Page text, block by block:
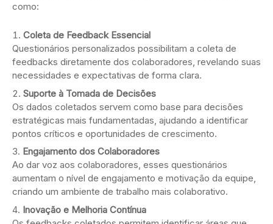
como:
Coleta de Feedback Essencial
Questionários personalizados possibilitam a coleta de
feedbacks diretamente dos colaboradores, revelando suas
necessidades e expectativas de forma clara.
Suporte à Tomada de Decisões
Os dados coletados servem como base para decisões
estratégicas mais fundamentadas, ajudando a identificar
pontos críticos e oportunidades de crescimento.
Engajamento dos Colaboradores
Ao dar voz aos colaboradores, esses questionários
aumentam o nível de engajamento e motivação da equipe,
criando um ambiente de trabalho mais colaborativo.
Inovação e Melhoria Contínua